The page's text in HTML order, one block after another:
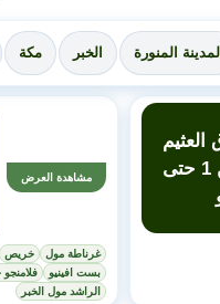
المدينة المنورة الخبر مكة
الأسبوعية من 1 حتى
مشاهدة العرض
غرناطة مول خريص
بست افينيو
الراشد مول الخبر